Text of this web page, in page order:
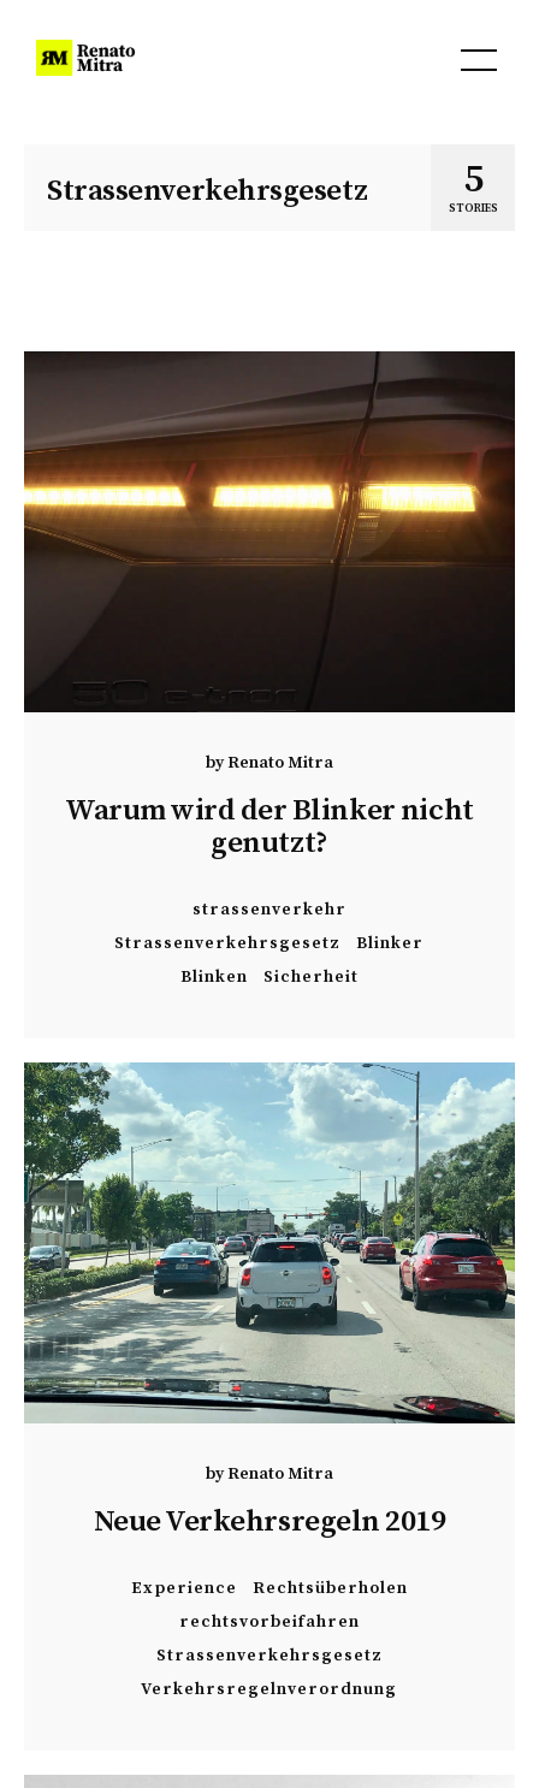
Strassenverkehrsgesetz 5
STORIES
byRenato Mitra
Warum wird der Blinker nicht
genutzt?
strassenverkehr
Strassenverkehrsgesetz
Blinker
Blinken
Sicherheit
byRenato Mitra
Neue Verkehrsregeln 2019
Experience
Rechtsüberholen
rechtsvorbeifahren
Strassenverkehrsgesetz
Verkehrsregelnverordnung